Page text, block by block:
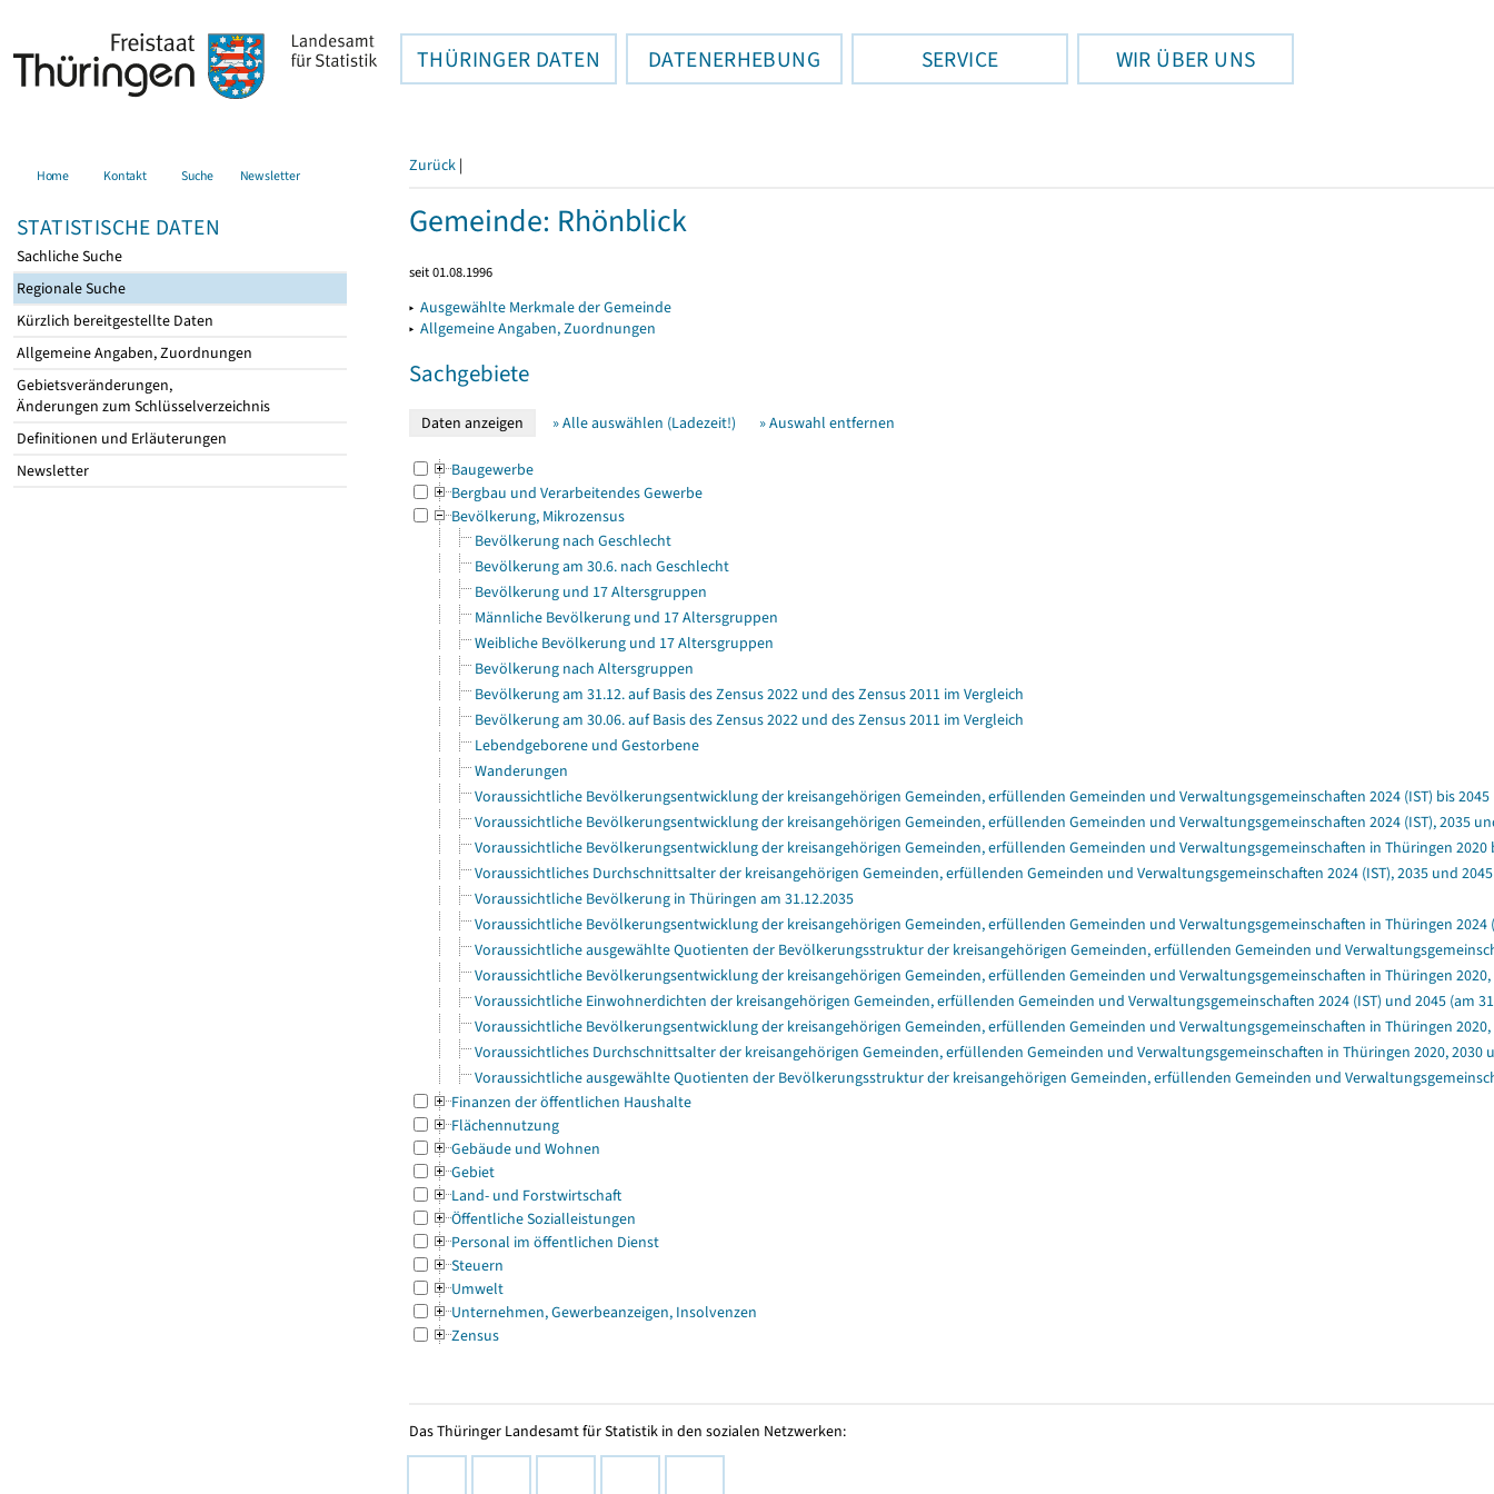
THÜRINGER DATEN DATENERHEBUNG SERVICE WIR ÜBER UNS
Home Kontakt Suche Newsletter
STATISTISCHE DATEN
Sachliche Suche
Regionale Suche
Kürzlich bereitgestellte Daten
Allgemeine Angaben, Zuordnungen
Gebietsveränderungen,
Änderungen zum Schlüsselverzeichnis
Definitionen und Erläuterungen
Newsletter
Zurück |
Gemeinde: Rhönblick
seit 01.08.1996
▸ Ausgewählte Merkmale der Gemeinde
▸ Allgemeine Angaben, Zuordnungen
Sachgebiete
» Alle auswählen (Ladezeit!) » Auswahl entfernen
Baugewerbe
Bergbau und Verarbeitendes Gewerbe
Bevölkerung, Mikrozensus
Bevölkerung nach Geschlecht
Bevölkerung am 30.6. nach Geschlecht
Bevölkerung und 17 Altersgruppen
Männliche Bevölkerung und 17 Altersgruppen
Weibliche Bevölkerung und 17 Altersgruppen
Bevölkerung nach Altersgruppen
Bevölkerung am 31.12. auf Basis des Zensus 2022 und des Zensus 2011 im Vergleich
Bevölkerung am 30.06. auf Basis des Zensus 2022 und des Zensus 2011 im Vergleich
Lebendgeborene und Gestorbene
Wanderungen
Voraussichtliche Bevölkerungsentwicklung der kreisangehörigen Gemeinden, erfüllenden Gemeinden und Verwaltungsgemeinschaften 2024 (IST) bis
Voraussichtliche Bevölkerungsentwicklung der kreisangehörigen Gemeinden, erfüllenden Gemeinden und Verwaltungsgemeinschaften 2024 (IST), 2035
Voraussichtliche Bevölkerungsentwicklung der kreisangehörigen Gemeinden, erfüllenden Gemeinden und Verwaltungsgemeinschaften in Thüringen 2020
Voraussichtliches Durchschnittsalter der kreisangehörigen Gemeinden, erfüllenden Gemeinden und Verwaltungsgemeinschaften 2024 (IST), 2035 und
Voraussichtliche Bevölkerung in Thüringen am 31.12.2035
Voraussichtliche Bevölkerungsentwicklung der kreisangehörigen Gemeinden, erfüllenden Gemeinden und Verwaltungsgemeinschaften in Thüringen
Voraussichtliche ausgewählte Quotienten der Bevölkerungsstruktur der kreisangehörigen Gemeinden, erfüllenden Gemeinden und
Voraussichtliche Bevölkerungsentwicklung der kreisangehörigen Gemeinden, erfüllenden Gemeinden und Verwaltungsgemeinschaften in Thüringen
Voraussichtliche Einwohnerdichten der kreisangehörigen Gemeinden, erfüllenden Gemeinden und Verwaltungsgemeinschaften 2024 (IST) und 2045 (am
Voraussichtliche Bevölkerungsentwicklung der kreisangehörigen Gemeinden, erfüllenden Gemeinden und Verwaltungsgemeinschaften in Thüringen 2020,
Voraussichtliches Durchschnittsalter der kreisangehörigen Gemeinden, erfüllenden Gemeinden und Verwaltungsgemeinschaften in Thüringen 2020, 2030
Voraussichtliche ausgewählte Quotienten der Bevölkerungsstruktur der kreisangehörigen Gemeinden, erfüllenden Gemeinden und
Finanzen der öffentlichen Haushalte
Flächennutzung
Gebäude und Wohnen
Gebiet
Land- und Forstwirtschaft
Öffentliche Sozialleistungen
Personal im öffentlichen Dienst
Steuern
Umwelt
Unternehmen, Gewerbeanzeigen, Insolvenzen
Zensus
Das Thüringer Landesamt für Statistik in den sozialen Netzwerken: